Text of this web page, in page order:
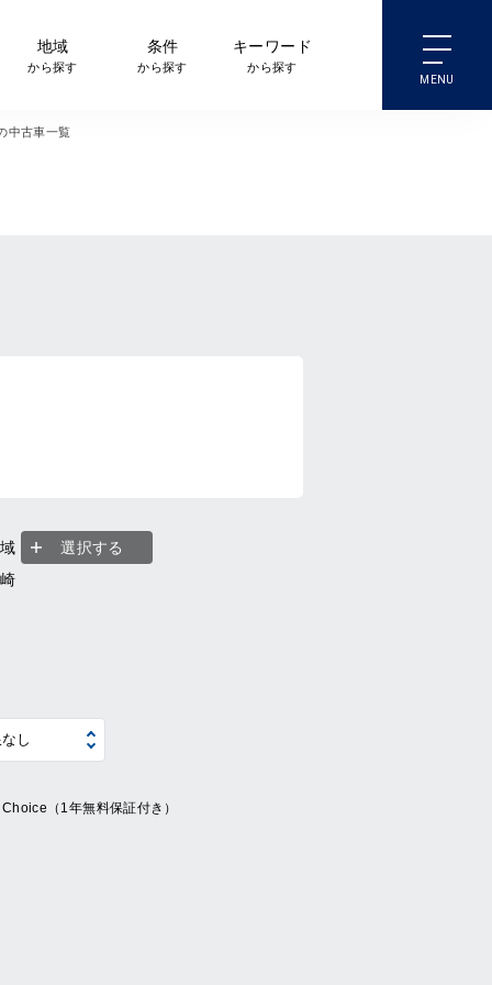
地域
から探す
条件
から探す
キーワード
から探す
中古車一覧
選択する
（1年無料保証付き）